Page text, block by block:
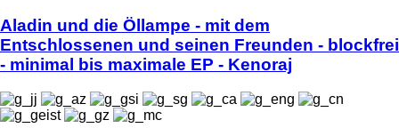
Aladin und die Öllampe - mit dem
Entschlossenen und seinen Freunden - blockfrei
- minimal bis maximale EP - Kenoraj